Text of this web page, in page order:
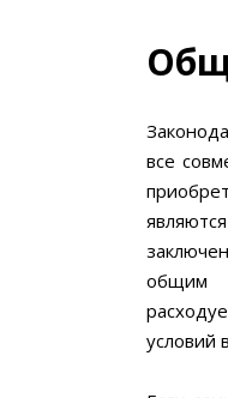
все
общим
условий